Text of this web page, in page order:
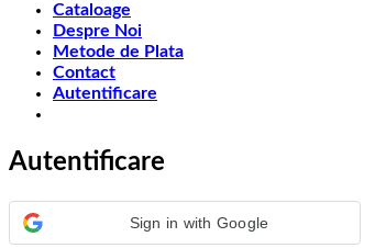
Cataloage
Despre Noi
Metode de Plata
Contact
Autentificare
Autentificare
Sign in with Google